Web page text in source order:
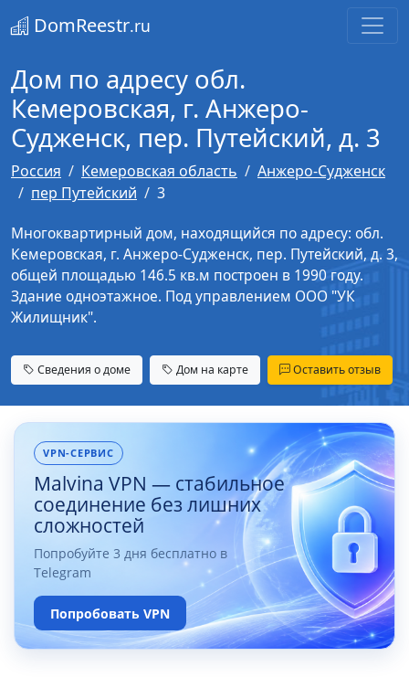
DomReestr.ru
Дом по адресу обл.
Кемеровская, г. Анжеро-
Судженск, пер. Путейский, д. 3
Россия Кемеровская область
Анжеро-Судженск
пер Путейский
3
Многоквартирный дом, находящийся по адресу: обл.
Кемеровская, г. Анжеро-Судженск, пер. Путейский, д. 3,
общей площадью 146.5 кв.м построен в 1990 году.
Здание одноэтажное. Под управлением ООО "УК
Жилищник".
Сведения о доме Дом на карте Оставить отзыв
VPN-СЕРВИС
Malvina VPN — стабильное
соединение без лишних
сложностей
Попробуйте 3 дня бесплатно в
Telegram
Попробовать VPN